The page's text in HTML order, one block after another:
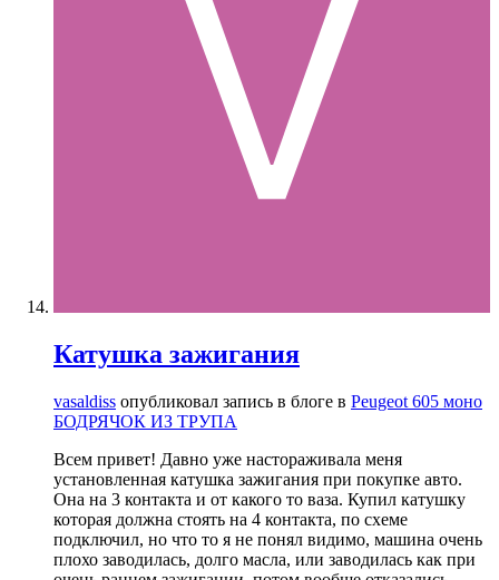
Катушка зажигания
vasaldiss опубликовал запись в блоге в Peugeot 605 моно
БОДРЯЧОК ИЗ ТРУПА
Всем привет! Давно уже настораживала меня
установленная катушка зажигания при покупке авто.
Она на 3 контакта и от какого то ваза. Купил катушку
которая должна стоять на 4 контакта, по схеме
подключил, но что то я не понял видимо, машина очень
плохо заводилась, долго масла, или заводилась как при